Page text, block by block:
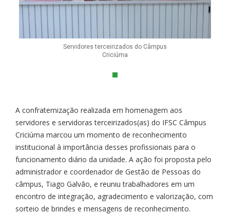
Servidores terceirizados do Câmpus
Criciúma
A confraternização realizada em homenagem aos
servidores e servidoras terceirizados(as) do IFSC Câmpus
Criciúma marcou um momento de reconhecimento
institucional à importância desses profissionais para o
funcionamento diário da unidade. A ação foi proposta pelo
administrador e coordenador de Gestão de Pessoas do
câmpus, Tiago Galvão, e reuniu trabalhadores em um
encontro de integração, agradecimento e valorização, com
sorteio de brindes e mensagens de reconhecimento.